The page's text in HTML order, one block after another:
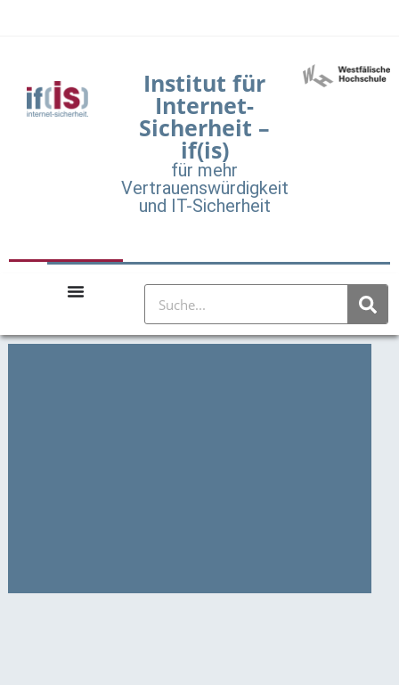
Institut für
Internet-
Sicherheit –
if(is)
für mehr
Vertrauenswürdigkeit
und IT-Sicherheit